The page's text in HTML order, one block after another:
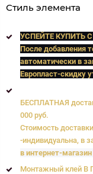
Стиль элемента
УСПЕЙТЕ КУПИТЬ
После добавления
автоматически в
Европласт-скидку
БЕСПЛАТНАЯ
000 руб.
Стоимость
-индивидуальна, в
в интернет-
Монтажный клей В